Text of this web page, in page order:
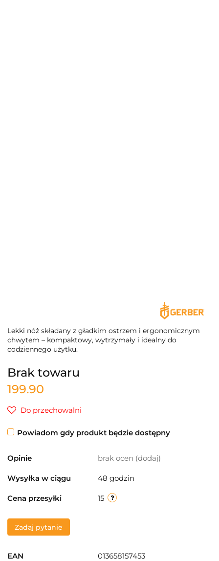
Lekki nóż składany z gładkim ostrzem i ergonomicznym
chwytem – kompaktowy, wytrzymały i idealny do
codziennego użytku.
Brak towaru
199.90
Do przechowalni
Powiadom gdy produkt będzie dostępny
Opinie brak ocen (dodaj)
Wysyłka w ciągu 48 godzin
Cena przesyłki 15
Zadaj pytanie
EAN 013658157453